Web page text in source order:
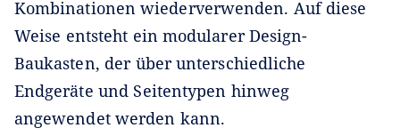
Kombinationen wiederverwenden. Auf diese
Weise entsteht ein modularer Design-
Baukasten, der über unterschiedliche
Endgeräte und Seitentypen hinweg
angewendet werden kann.